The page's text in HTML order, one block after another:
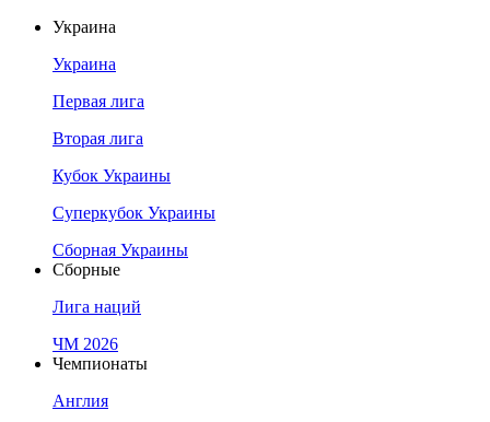
Украина
Украина
Первая лига
Вторая лига
Кубок Украины
Суперкубок Украины
Сборная Украины
Сборные
Лига наций
ЧМ 2026
Чемпионаты
Англия